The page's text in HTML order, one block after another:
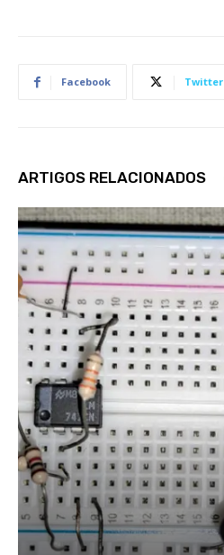
Facebook Twitter
ARTIGOS RELACIONADOS